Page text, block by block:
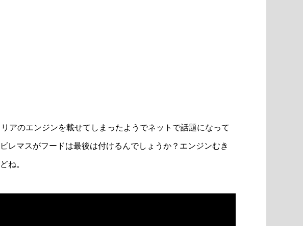
アのエンジンを載せてしまったようでネットで話題になって
レマスがフードは最後は付けるんでしょうか？エンジンむき
ね。